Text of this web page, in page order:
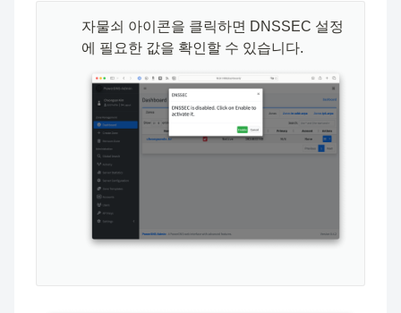
자물쇠 아이콘을 클릭하면 DNSSEC 설정
에 필요한 값을 확인할 수 있습니다.